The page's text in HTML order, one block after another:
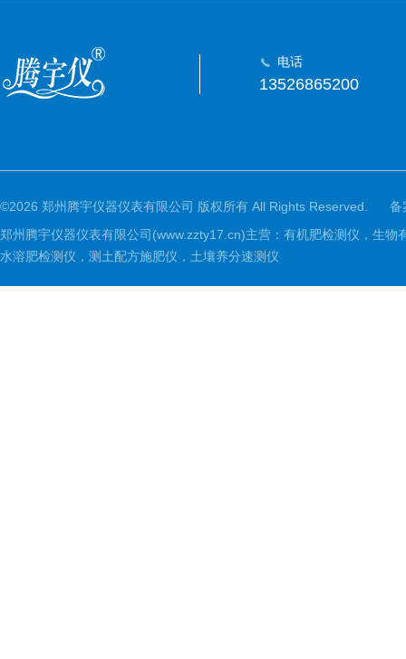
电话
13526865200
©2026 郑州腾宇仪器仪表有限公司 版权所有 All Rights Reserved.
备
郑州腾宇仪器仪表有限公司(www.zzty17.cn)主营：有机肥检测仪，生
水溶肥检测仪，测土配方施肥仪，土壤养分速测仪